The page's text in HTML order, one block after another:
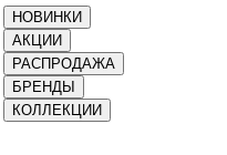
НОВИНКИ
АКЦИИ
РАСПРОДАЖА
БРЕНДЫ
КОЛЛЕКЦИИ